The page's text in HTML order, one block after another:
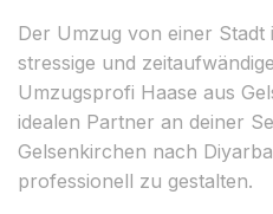
Der Umzug von einer Stadt
stressige und
Umzugsprofi Haase aus
idealen Partner an deiner
Gelsenkirchen nach
professionell zu gestalten.